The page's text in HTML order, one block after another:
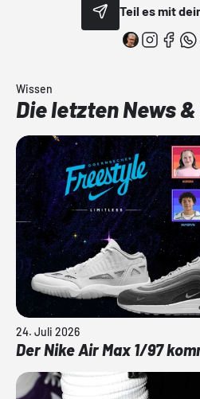
Teil es mit
Wissen
Die letzten News
24. Juli 2026
Der Nike Air Max 1/97